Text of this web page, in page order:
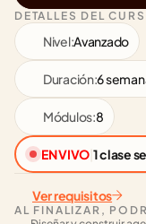
DETALLES DEL
Nivel:Avanzado
Duración:6
Módulos:8
EN VIVO 1 clase
Ver requisitos
AL FINALIZAR,